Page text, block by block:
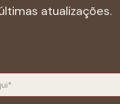
atualizações.